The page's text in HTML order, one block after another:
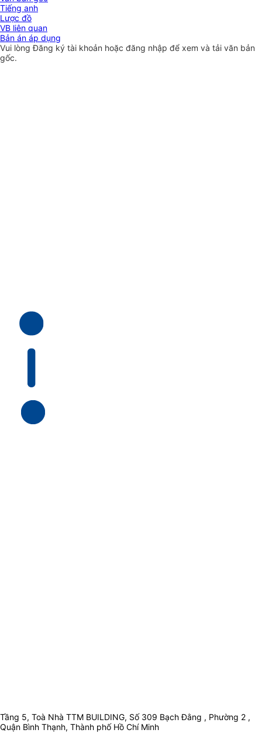
Tiếng anh
Lược đồ
VB liên quan
Bản án áp dụng
Vui lòngĐăng ký tài khoản hoặc đăng nhập để xem và tải văn bản
gốc.
Tầng 5, Toà Nhà TTM BUILDING, Số 309 Bạch Đằng , Phường 2 ,
Quận Bình Thạnh, Thành phố Hồ Chí Minh